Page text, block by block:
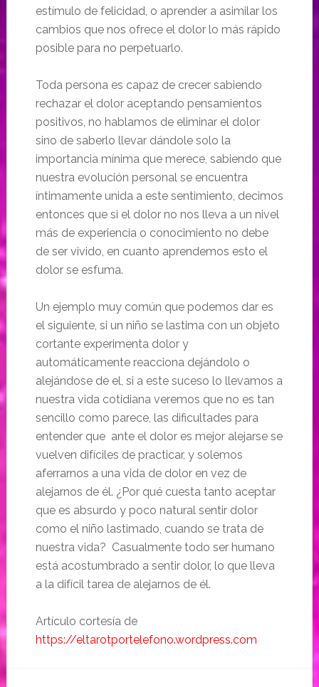
estímulo de felicidad, o aprender a asimilar los
cambios que nos ofrece el dolor lo más rápido
posible para no perpetuarlo.
Toda persona es capaz de crecer sabiendo
rechazar el dolor aceptando pensamientos
positivos, no hablamos de eliminar el dolor
sino de saberlo llevar dándole solo la
importancia mínima que merece, sabiendo que
nuestra evolución personal se encuentra
íntimamente unida a este sentimiento, decimos
entonces que si el dolor no nos lleva a un nivel
más de experiencia o conocimiento no debe
de ser vivido, en cuanto aprendemos esto el
dolor se esfuma.
Un ejemplo muy común que podemos dar es
el siguiente, si un niño se lastima con un objeto
cortante experimenta dolor y
automáticamente reacciona dejándolo o
alejándose de el, si a este suceso lo llevamos a
nuestra vida cotidiana veremos que no es tan
sencillo como parece, las dificultades para
entender que ante el dolor es mejor alejarse se
vuelven difíciles de practicar, y solemos
aferrarnos a una vida de dolor en vez de
alejarnos de él. ¿Por qué cuesta tanto aceptar
que es absurdo y poco natural sentir dolor
como el niño lastimado, cuando se trata de
nuestra vida? Casualmente todo ser humano
está acostumbrado a sentir dolor, lo que lleva
a la difícil tarea de alejarnos de él.
Artículo cortesía de
https://eltarotportelefono.wordpress.com